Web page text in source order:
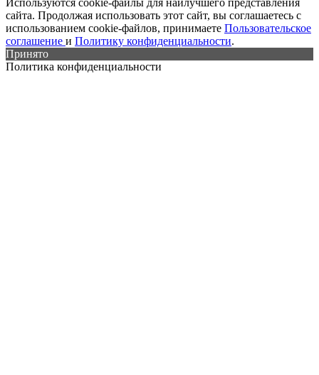
сайта. Продолжая использовать этот сайт, вы соглашаетесь с
использованием cookie-файлов, принимаете Пользовательское
соглашение и Политику конфиденциальности.
Принято
Политика конфиденциальности